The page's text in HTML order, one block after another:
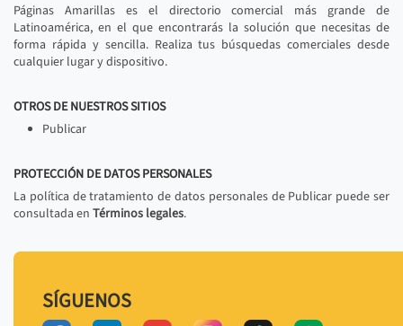
Páginas Amarillas es el directorio comercial más grande de
Latinoamérica, en el que encontrarás la solución que necesitas de
forma rápida y sencilla. Realiza tus búsquedas comerciales desde
cualquier lugar y dispositivo.
OTROS DE NUESTROS SITIOS
Publicar
PROTECCIÓN DE DATOS PERSONALES
La política de tratamiento de datos personales de Publicar puede ser
consultada en Términos legales.
SÍGUENOS